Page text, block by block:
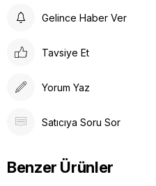
Gelince Haber Ver
Tavsiye Et
Yorum Yaz
Satıcıya Soru Sor
Benzer Ürünler